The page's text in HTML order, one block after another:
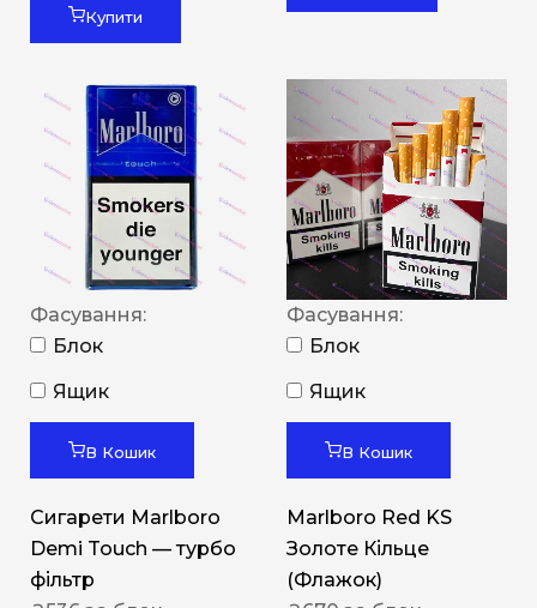
Купити
Фасування:
Блок
Ящик
В Кошик
Сигарети Marlboro
Demi Touch — турбо
фільтр
Фасування:
Блок
Ящик
В Кошик
Marlboro Red KS
Золоте Кільце
(Флажок)